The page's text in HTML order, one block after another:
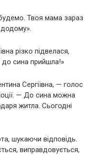
Твоя мама зараз
додому».
різко підвелася,
до сина прийшла!»
Сергіївна, — голос
— До сина можна
житла. Сьогодні
шукаючи відповідь.
виправдовується,